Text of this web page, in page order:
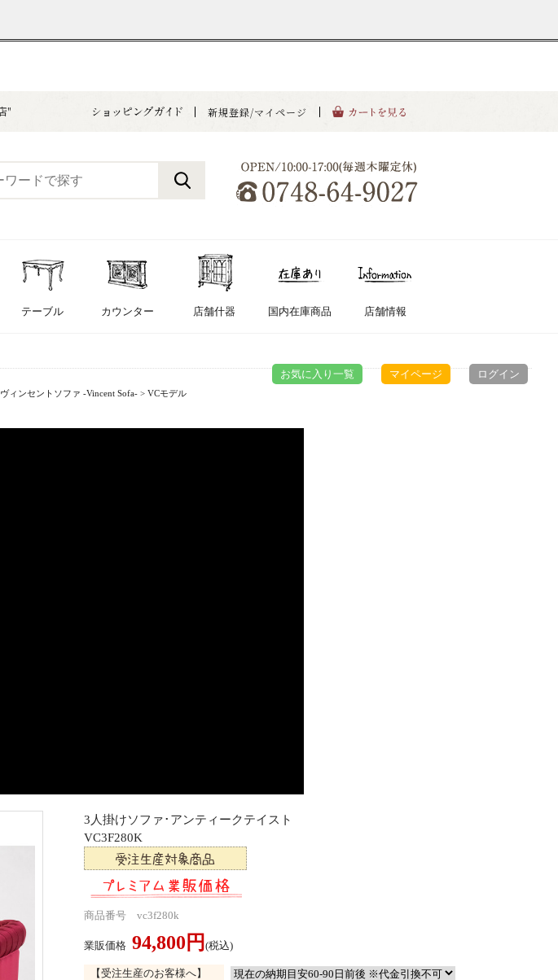
お気に入り一覧 マイページ ログイン
ヴィンセントソファ -Vincent Sofa- > VCモデル
3人掛けソファ･アンティークテイスト
VC3F280K
商品番号 vc3f280k
業販価格 94,800円 (税込)
【受注生産のお客様へ】